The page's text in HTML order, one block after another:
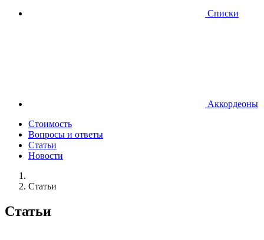
Списки
Аккордеоны
Стоимость
Вопросы и ответы
Статьи
Новости
Статьи
Статьи